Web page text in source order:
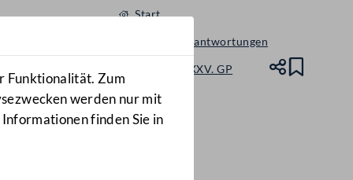
Funktionalität. Zum
werden nur mit
finden Sie in
Start
Anfragen & Beantwortungen
Nationalrat - XXV. GP
Anfragen
10485/J